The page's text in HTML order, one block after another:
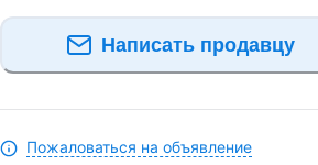
Написать продавцу
Пожаловаться на объявление